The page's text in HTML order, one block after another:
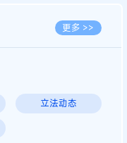
更多 >>
立法动态